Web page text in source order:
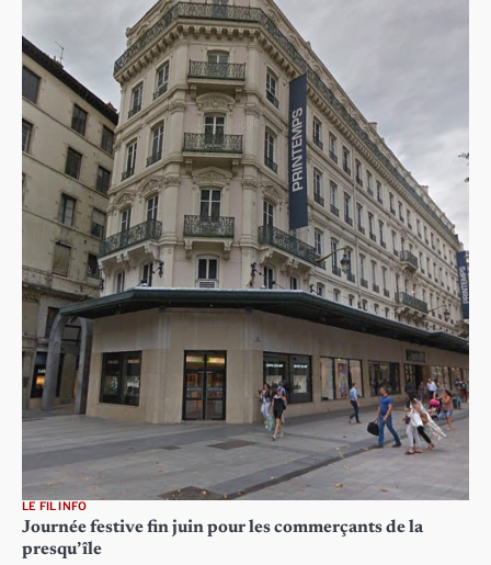
LE FIL INFO
Journée festive fin juin pour les commerçants de la
presqu’île